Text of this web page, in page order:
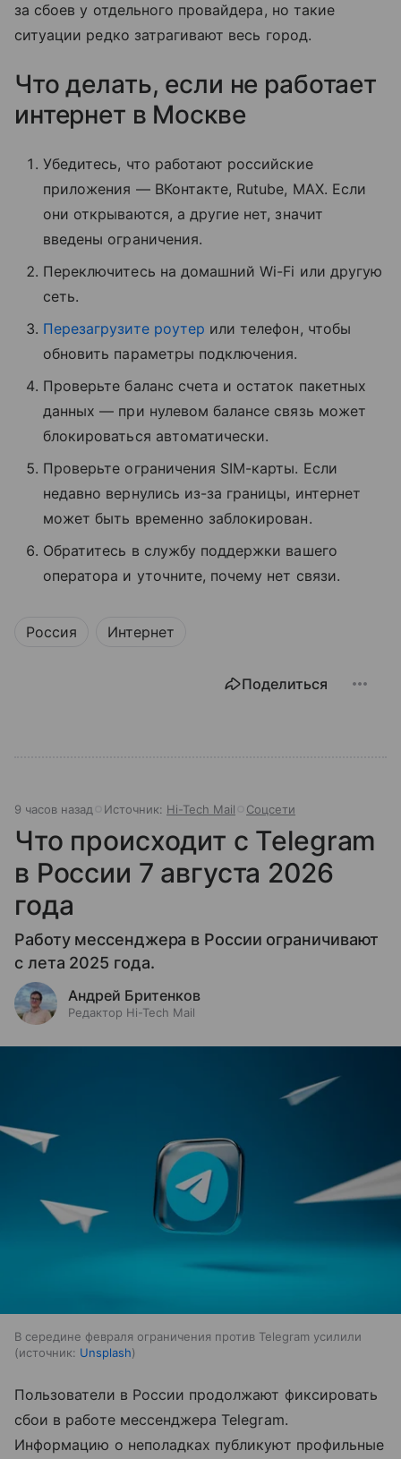
за сбоев у отдельного провайдера, но такие
ситуации редко затрагивают весь город.
Что делать, если не работает
интернет в Москве
Убедитесь, что работают российские
приложения — ВКонтакте, Rutube, MAX. Если
они открываются, а другие нет, значит
введены ограничения.
Переключитесь на домашний Wi-Fi или другую
сеть.
Перезагрузите роутер или телефон, чтобы
обновить параметры подключения.
Проверьте баланс счета и остаток пакетных
данных — при нулевом балансе связь может
блокироваться автоматически.
Проверьте ограничения SIM-карты. Если
недавно вернулись из-за границы, интернет
может быть временно заблокирован.
Обратитесь в службу поддержки вашего
оператора и уточните, почему нет связи.
Россия Интернет
Поделиться
9 часов назад Источник: Hi-Tech Mail Соцсети
Что происходит с Telegram
в России 7 августа 2026
года
Работу мессенджера в России ограничивают
с лета 2025 года.
Андрей Бритенков
Редактор Hi-Tech Mail
В середине февраля ограничения против Telegram усилили
источник: Unsplash
Пользователи в России продолжают фиксировать
сбои в работе мессенджера Telegram.
Информацию о неполадках публикуют профильные